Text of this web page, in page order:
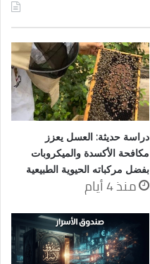
دراسة حديثة: العسل يعزز
مكافحة الأكسدة والميكروبات
بفضل مركباته الحيوية الطبيعية
منذ 4 أيام